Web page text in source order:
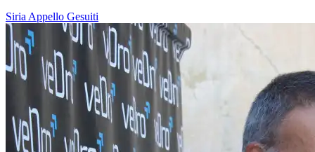
Siria Appello Gesuiti